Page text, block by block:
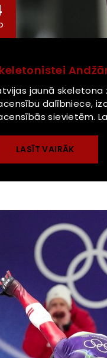
jaunā skeletona
dalībniece,
sievietēm.
LASĪT VAIRĀK